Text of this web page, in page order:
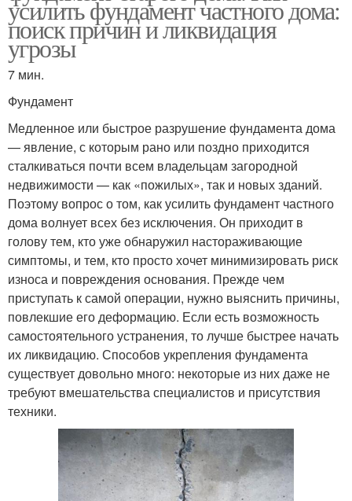
усилить фундамент частного дома:
поиск причин и ликвидация
угрозы
7 мин.
Фундамент
Медленное или быстрое разрушение фундамента дома
— явление, с которым рано или поздно приходится
сталкиваться почти всем владельцам загородной
недвижимости — как «пожилых», так и новых зданий.
Поэтому вопрос о том, как усилить фундамент частного
дома волнует всех без исключения. Он приходит в
голову тем, кто уже обнаружил настораживающие
симптомы, и тем, кто просто хочет минимизировать риск
износа и повреждения основания. Прежде чем
приступать к самой операции, нужно выяснить причины,
повлекшие его деформацию. Если есть возможность
самостоятельного устранения, то лучше быстрее начать
их ликвидацию. Способов укрепления фундамента
существует довольно много: некоторые из них даже не
требуют вмешательства специалистов и присутствия
техники.